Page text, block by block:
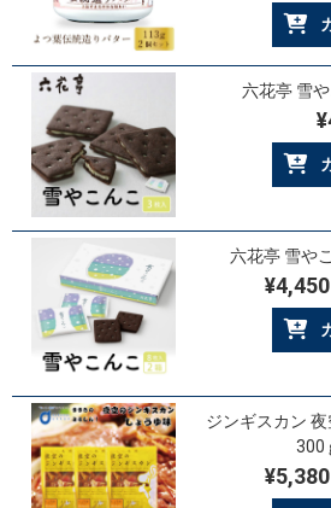
六花亭 雪
六花亭 雪や
¥4,450
ジンギスカン
300
¥5,380